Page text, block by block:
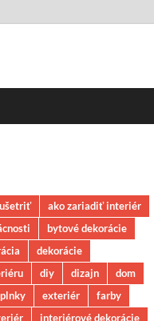
ako zariadiť interiér
bytové dekorácie
dekorácie
diy dizajn
dom
exteriér
farby
interiérové dekorácie